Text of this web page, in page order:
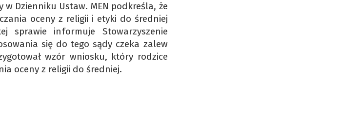
Dzienniku Ustaw. MEN podkreśla, że
oceny z religii i etyki do średniej
sprawie informuje Stowarzyszenie
się do tego sądy czeka zalew
wzór wniosku, który rodzice
oceny z religii do średniej.